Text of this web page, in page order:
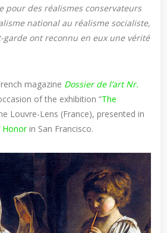
pour des réalismes conservateurs
national au réalisme socialiste,
garde ont reconnu en eux une vérité
magazine Dossier de l’art Nr.
of the exhibition “The
Louvre-Lens (France), presented in
Honorin San Francisco.